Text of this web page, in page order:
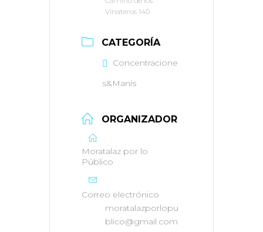
Vinateros 140
CATEGORÍA
Concentracione
s&Manis
ORGANIZADOR
Moratalaz por lo
Público
Correo electrónico
moratalazporlopu
blico@gmail.com